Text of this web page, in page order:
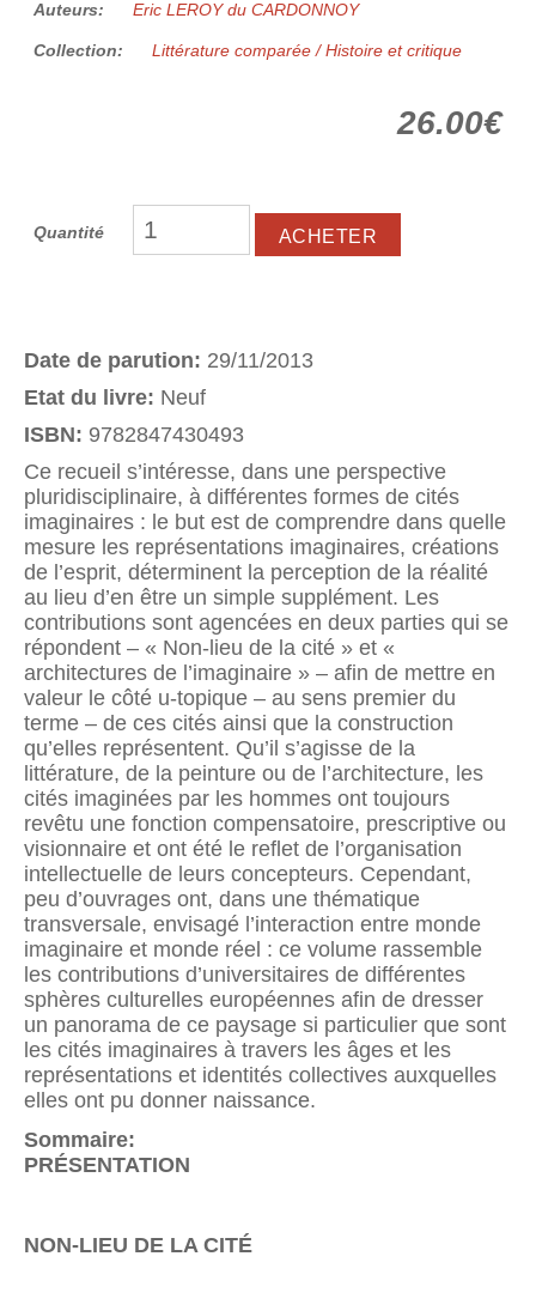
Auteurs: Eric LEROY du CARDONNOY
Collection: Littérature comparée / Histoire et critique
26.00€
Quantité
Date de parution: 29/11/2013
Etat du livre: Neuf
ISBN: 9782847430493
Ce recueil s’intéresse, dans une perspective
pluridisciplinaire, à différentes formes de cités
imaginaires : le but est de comprendre dans quelle
mesure les représentations imaginaires, créations
de l’esprit, déterminent la perception de la réalité
au lieu d’en être un simple supplément. Les
contributions sont agencées en deux parties qui se
répondent – « Non-lieu de la cité » et «
architectures de l’imaginaire » – afin de mettre en
valeur le côté u-topique – au sens premier du
terme – de ces cités ainsi que la construction
qu’elles représentent. Qu’il s’agisse de la
littérature, de la peinture ou de l’architecture, les
cités imaginées par les hommes ont toujours
revêtu une fonction compensatoire, prescriptive ou
visionnaire et ont été le reflet de l’organisation
intellectuelle de leurs concepteurs. Cependant,
peu d’ouvrages ont, dans une thématique
transversale, envisagé l’interaction entre monde
imaginaire et monde réel : ce volume rassemble
les contributions d’universitaires de différentes
sphères culturelles européennes afin de dresser
un panorama de ce paysage si particulier que sont
les cités imaginaires à travers les âges et les
représentations et identités collectives auxquelles
elles ont pu donner naissance.
Sommaire:
PRÉSENTATION
NON-LIEU DE LA CITÉ